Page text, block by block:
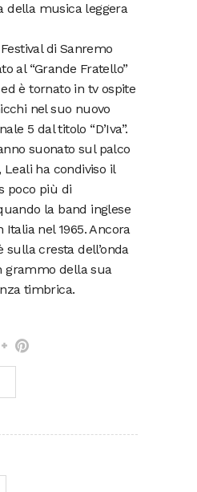
della musica leggera
di Sanremo
al “Grande Fratello”
è tornato in tv ospite
nel suo nuovo
5 dal titolo “D’Iva”.
suonato sul palco
Leali ha condiviso il
poco più di
la band inglese
nel 1965. Ancora
sulla cresta dell’onda
grammo della sua
timbrica.